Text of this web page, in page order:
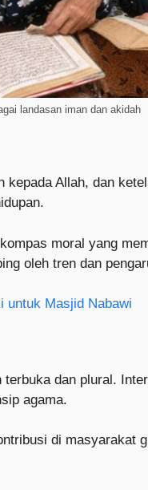
landasan iman dan akidah
Allah, dan
moral yang
oleh tren dan
untuk Masjid Nabawi
dan plural.
agama.
di